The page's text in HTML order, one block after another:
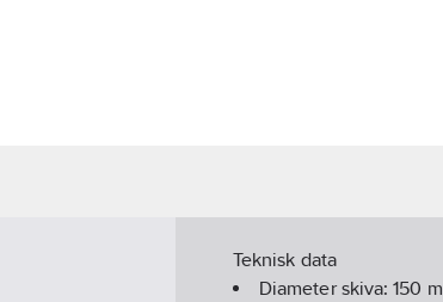
Teknisk data
Diameter skiva:150